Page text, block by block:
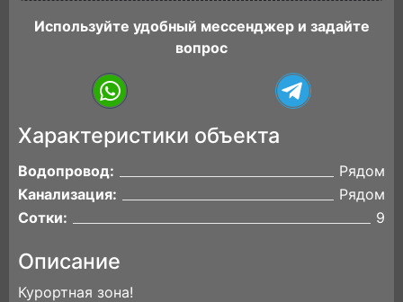
Используйте удобный мессенджер и задайте
вопрос
Характеристики объекта
Водопровод:
Рядом
Канализация:
Рядом
Сотки:
9
Описание
Курортная зона!